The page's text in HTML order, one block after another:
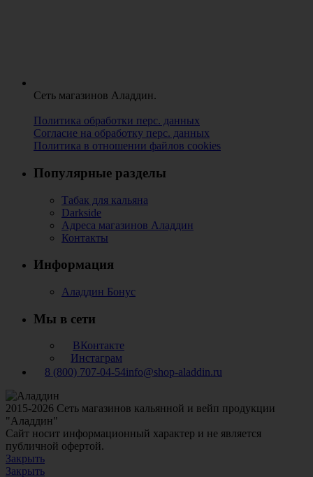
Сеть магазинов Аладдин.
Политика обработки перс. данных
Согласие на обработку перс. данных
Политика в отношении файлов cookies
Популярные разделы
Табак для кальяна
Darkside
Адреса магазинов Аладдин
Контакты
Информация
Аладдин Бонус
Мы в сети
ВКонтакте
Инстаграм
8 (800) 707-04-54info@shop-aladdin.ru
2015-2026 Сеть магазинов кальянной и вейп продукции
"Аладдин"
Сайт носит информационный характер и не является
публичной офертой.
Закрыть
Закрыть